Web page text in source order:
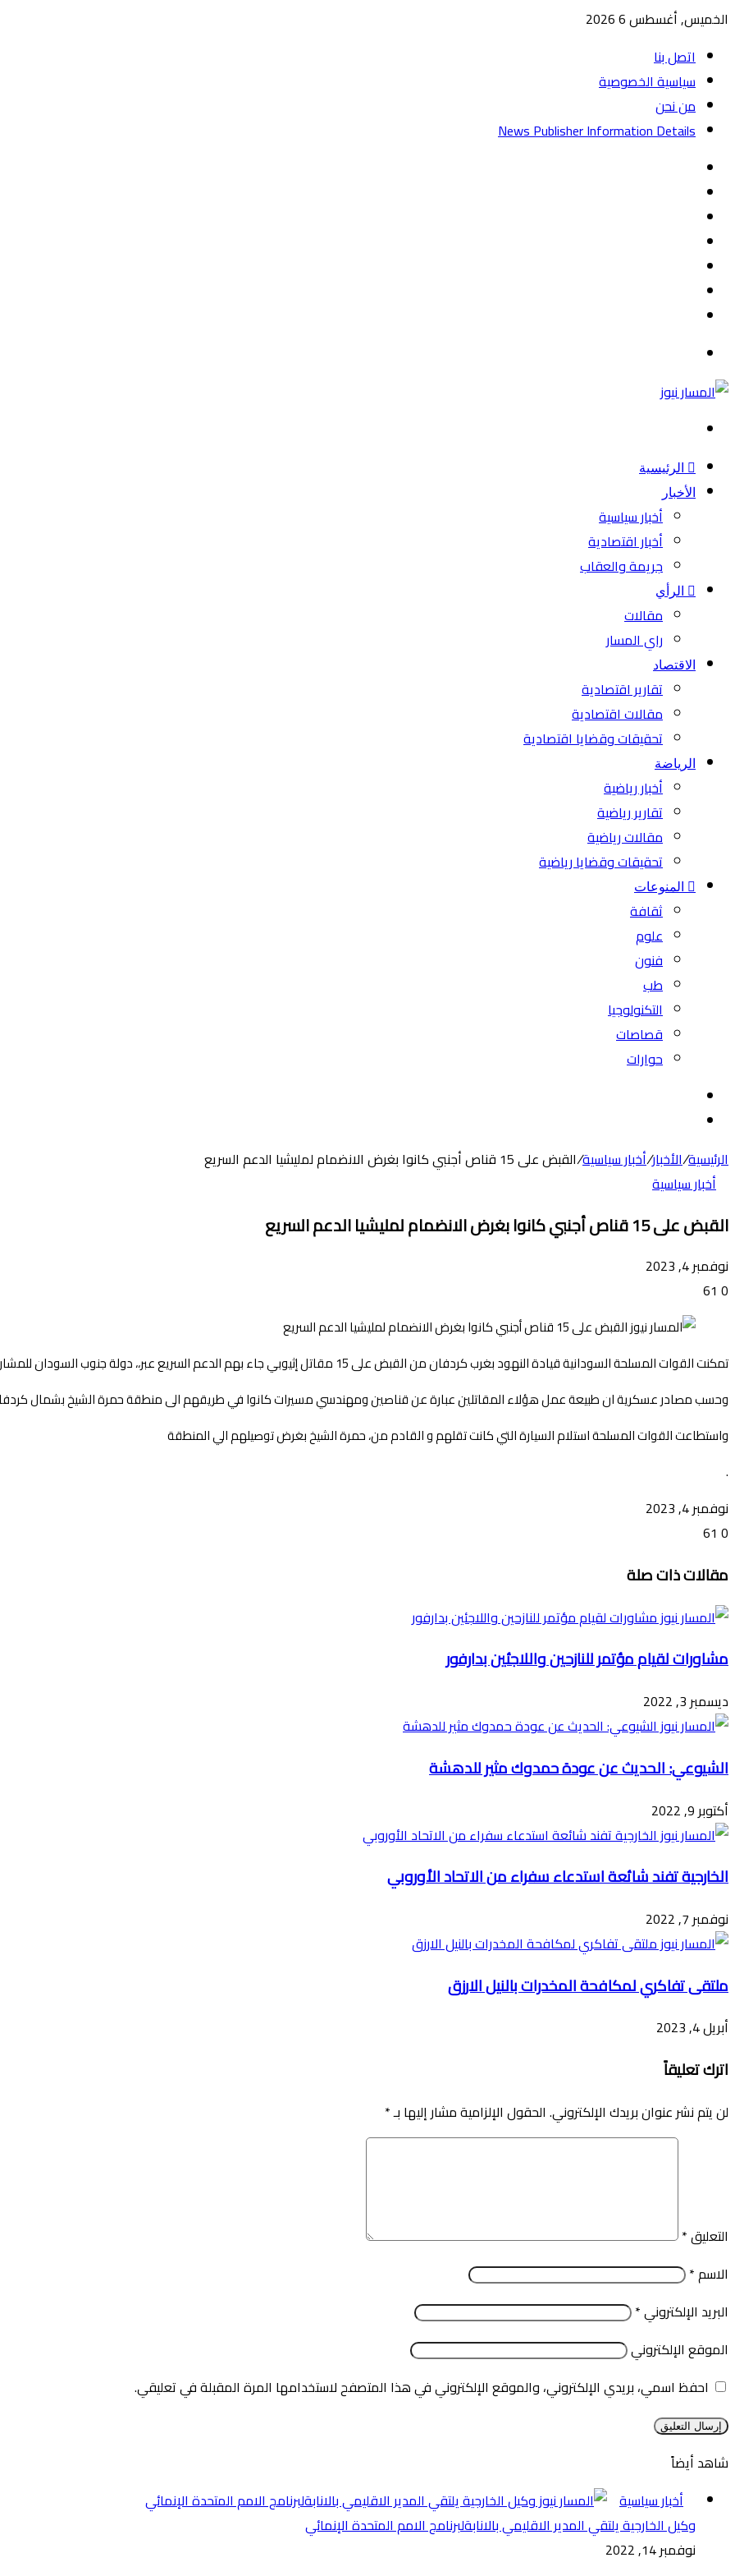
الخميس, أغسطس 6 2026
اتصل بنا
سياسية الخصوصية
من نحن
News Publisher Information Details
الرئيسية
الأخبار
أخبار سياسية
أخبار اقتصادية
جريمة والعقاب
الرأي
مقالات
راي المسار
الاقتصاد
تقارير اقتصادية
مقالات اقتصادية
تحقيقات وقضايا اقتصادية
الرياضة
أخبار رياضية
تقارير رياضية
مقالات رياضية
تحقيقات وقضايا رياضية
المنوعات
ثقافة
علوم
فنون
طب
التكنولوجيا
قصاصات
حوارات
الرئيسية/الأخبار/أخبار سياسية/القبض على 15 قناص أجنبي كانوا بغرض الانضمام لمليشيا الدعم السريع
أخبار سياسية
القبض على 15 قناص أجنبي كانوا بغرض الانضمام لمليشيا الدعم السريع
نوفمبر 4, 2023
0
تمكنت القوات المسلحة السودانية قيادة النهود بغرب كردفان من القبض على 15 مقاتل إثيوبي جاء بهم الدعم السريع عبر،، دولة جنوب السودان للمشاركة في القتال ضد الجيش.
وحسب مصادر عسكرية ان طبيعة عمل هؤلاء المقاتلين عبارة عن قناصين ومهندسي مسيرات كانوا في طريقهم الى منطقة حمرة الشيخ بشمال
واستطاعت القوات المسلحة استلام السيارة التي كانت تقلهم و القادم من، حمرة الشيخ بغرض توصيلهم الي المنطقة
.
نوفمبر 4, 2023
0
عبر
البريد
مقالات ذات صلة
مشاورات لقيام مؤتمر للنازحين واللاجئين بدارفور
ديسمبر 3, 2022
الشيوعي: الحديث عن عودة حمدوك مثير للدهشة
أكتوبر 9, 2022
الخارجية تفند شائعة استدعاء سفراء من الاتحاد الأوروبي
نوفمبر 7, 2022
ملتقى تفاكري لمكافحة المخدرات بالنيل الارزق
أبريل 4, 2023
اترك تعليقاً
لن يتم نشر عنوان بريدك الإلكتروني. الحقول الإلزامية مشار إليها بـ*
التعليق*
الاسم*
البريد الإلكتروني*
الموقع الإلكتروني
احفظ اسمي، بريدي الإلكتروني، والموقع الإلكتروني في هذا المتصفح لاستخدامها المرة المقبلة في تعليقي.
شاهد أيضاً
أخبار سياسية
وكيل الخارجية يلتقي المدير الاقليمي بالانابةلبرنامج الامم المتحدة الإنمائي
نوفمبر 14, 2022